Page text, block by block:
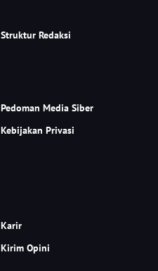
Struktur Redaksi
Pedoman Media Siber
Kebijakan Privasi
Karir
Kirim Opini